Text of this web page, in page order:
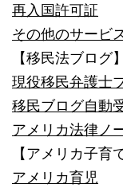
再入国許可証
その他のサービ
【移民法ブログ】
現役移民弁護士
移民ブログ自動
アメリカ法律ノ
【アメリカ子育
アメリカ育児